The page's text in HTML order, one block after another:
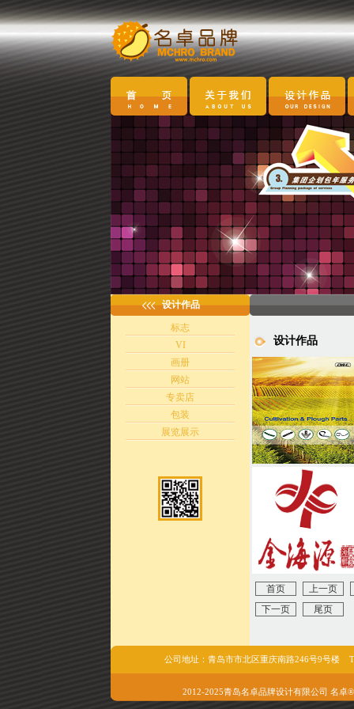
设计作品
标志
VI
画册
网站
专卖店
包装
展览展示
设计作品
首页
上一页
下一页
尾页
公司地址：青岛市市北区重庆南路246号9号楼
2012-2025青岛名卓品牌设计有限公司 名